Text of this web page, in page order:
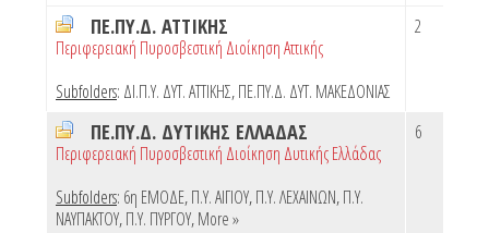
ΠΕ.ΠΥ.Δ. ΑΤΤΙΚΗΣ
Περιφερειακή Πυροσβεστική Διοίκηση Αττικής
Subfolders: ΔΙ.Π.Υ. ΔΥΤ. ΑΤΤΙΚΗΣ,ΠΕ.ΠΥ.Δ. ΔΥΤ. ΜΑΚΕΔΟΝΙΑΣ
2
ΠΕ.ΠΥ.Δ. ΔΥΤΙΚΗΣ ΕΛΛΑΔΑΣ
Περιφερειακή Πυροσβεστική Διοίκηση Δυτικής Ελλάδας
Subfolders: 6η ΕΜΟΔΕ,Π.Υ. ΑΙΓΙΟΥ,Π.Υ. ΛΕΧΑΙΝΩΝ,Π.Υ.
ΝΑΥΠΑΚΤΟΥ,Π.Υ. ΠΥΡΓΟΥ,More »
6